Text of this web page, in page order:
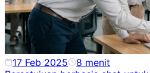
17 Feb 2025 8 menit